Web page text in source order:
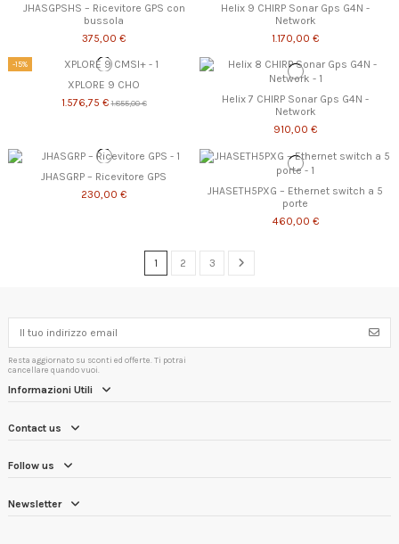
JHASGPSHS – Ricevitore GPS con
bussola
375,00 €
Helix 9 CHIRP Sonar Gps G4N -
Network
1.170,00 €
-15%
XPLORE 9 CHO
1.576,75 €1.855,00 €
Helix 7 CHIRP Sonar Gps G4N -
Network
910,00 €
JHASGRP – Ricevitore GPS
230,00 €
JHASETH5PXG – Ethernet switch a 5
porte
460,00 €
1 2 3
Resta aggiornato su sconti ed offerte. Ti potrai
cancellare quando vuoi.
Informazioni Utili
Contact us
Follow us
Newsletter